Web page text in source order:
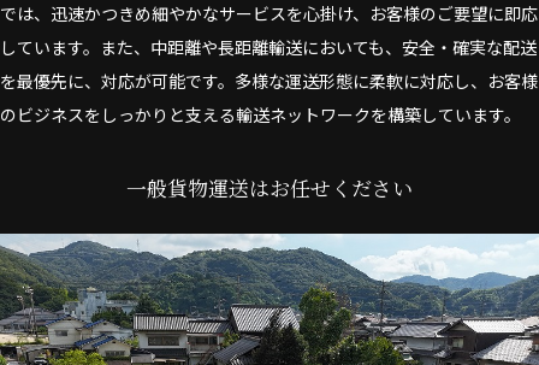
では、迅速かつきめ細やかなサービスを心掛け、お客様のご要望に即応
しています。また、中距離や長距離輸送においても、安全・確実な配送
を最優先に、対応が可能です。多様な運送形態に柔軟に対応し、お客様
のビジネスをしっかりと支える輸送ネットワークを構築しています。
一般貨物運送はお任せください